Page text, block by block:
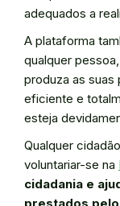
adequados a
A plataforma
qualquer
produza as suas
eficiente e
esteja
Qualquer
voluntariar-se na
cidadania e